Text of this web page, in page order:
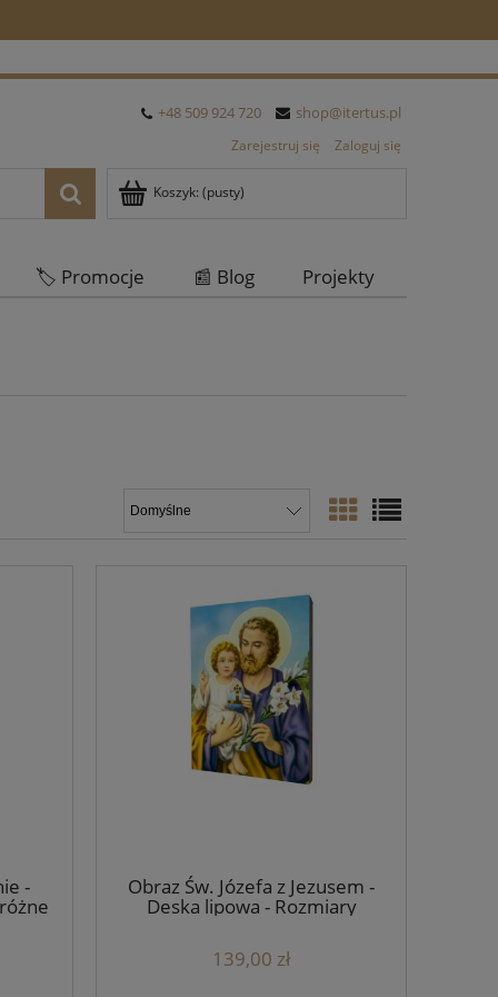
+48 509 924 720 shop@itertus.pl
Zarejestruj się Zaloguj się
Koszyk: (pusty)
🏷️ Promocje 📰 Blog
Projekty
- Obraz Św. Józefa z Jezusem -
Deska lipowa - Rozmiary
139,00 zł